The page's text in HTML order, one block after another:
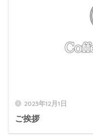
2023年12月1日
ご挨拶